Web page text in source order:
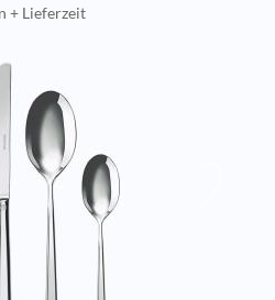
+ Lieferzeit